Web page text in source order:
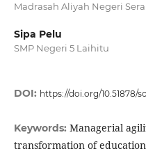
Madrasah Aliyah Negeri
Sipa Pelu
SMP Negeri 5 Laihitu
DOI: https://doi.org/10.51878/
Keywords: Managerial
transformation of education